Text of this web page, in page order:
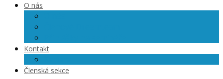
O nás
Kontakt
Členská sekce